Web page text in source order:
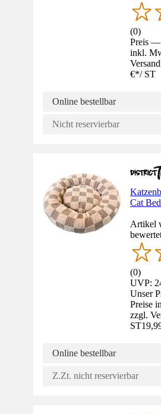
(0)
Preis —
inkl.
€*/ ST
Online bestellbar
Nicht reservierbar
Cat
Artikel
(0)
UVP:
Unser
Preise
zzgl.
ST
Online bestellbar
Z.Zt. nicht reservierbar